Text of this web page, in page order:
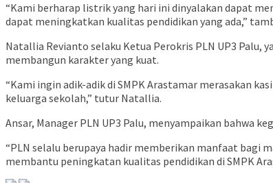
“Kami berharap listrik yang hari ini dinyalakan dapat
dapat meningkatkan kualitas pendidikan yang ada,”
Natallia Revianto selaku Ketua Perokris PLN UP3
membangun karakter yang kuat.
“Kami ingin adik-adik di SMPK Arastamar merasakan
keluarga sekolah,” tutur Natallia.
Ansar, Manager PLN UP3 Palu, menyampaikan bahwa
“PLN selalu berupaya hadir memberikan manfaat bagi
membantu peningkatan kualitas pendidikan di SMPK